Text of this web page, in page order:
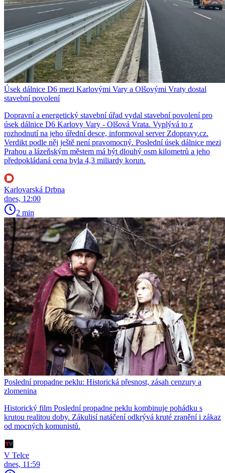
Úsek dálnice D6 mezi Karlovými Vary a Olšovými Vraty dostal
stavební povolení
Dopravní a energetický stavební úřad vydal stavební povolení pro
úsek dálnice D6 Karlovy Vary - Olšová Vrata. Vyplývá to z
rozhodnutí na jeho úřední desce, informoval server Zdopravy.cz.
Verdikt podle něj ještě není pravomocný. Poslední úsek dálnice mezi
Prahou a lázeňským městem má být dlouhý osm kilometrů a jeho
předpokládaná cena byla 4,3 miliardy korun.
Karlovarská Drbna
dnes, 12:00
2 min
Poslední propadne peklu: Historická přesnost, zásah cenzury a
zlomenina
Historický film Poslední propadne peklu kombinuje pohádku s
krutou realitou doby. Zákulisí natáčení odkrývá kruté zranění i zákaz
od mocných komunistů.
V Telce
dnes, 11:59